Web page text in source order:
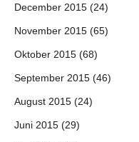
December 2015 (24)
November 2015 (65)
Oktober 2015 (68)
September 2015 (46)
August 2015 (24)
Juni 2015 (29)